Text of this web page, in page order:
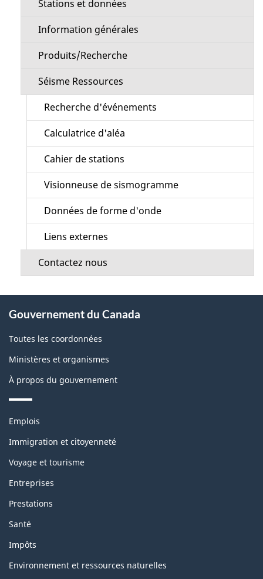
Stations et données
Information générales
Produits/Recherche
Séisme Ressources
Recherche d'événements
Calculatrice d'aléa
Cahier de stations
Visionneuse de sismogramme
Données de forme d'onde
Liens externes
Contactez nous
propos
de
ce
Gouvernement du Canada
Toutes les coordonnées
Ministères et organismes
À propos du gouvernement
Thèmes
sujets
Emplois
Immigration et citoyenneté
Voyage et tourisme
Entreprises
Prestations
Santé
Impôts
Environnement et ressources naturelles